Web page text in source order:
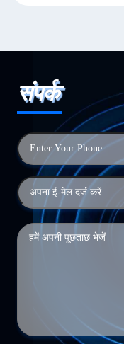
संपर्क